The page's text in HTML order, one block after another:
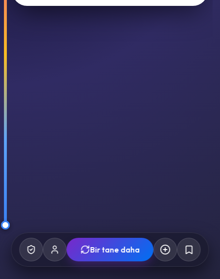
Bir tane daha